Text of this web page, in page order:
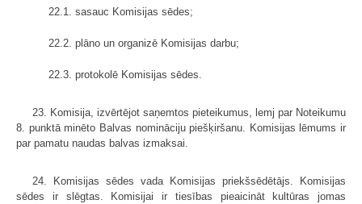
22.1. sasauc Komisijas sēdes;
22.2. plāno un organizē Komisijas darbu;
22.3. protokolē Komisijas sēdes.
23. Komisija, izvērtējot saņemtos pieteikumus, lemj par Noteikumu
8. punktā minēto Balvas nomināciju piešķiršanu. Komisijas lēmums ir
par pamatu naudas balvas izmaksai.
24. Komisijas sēdes vada Komisijas priekšsēdētājs. Komisijas
sēdes ir slēgtas. Komisijai ir tiesības pieaicināt kultūras jomas